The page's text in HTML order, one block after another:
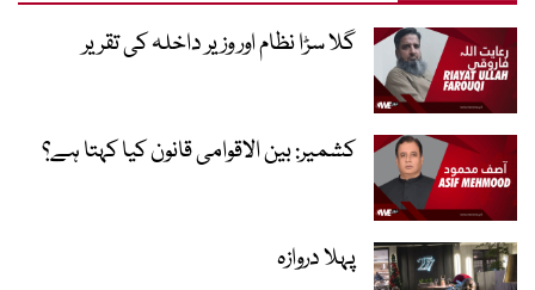
گلا سڑا نظام اور وزیر داخلہ کی تقریر
کشمیر: بین الاقوامی قانون کیا کہتا ہے؟
پہلا دروازہ